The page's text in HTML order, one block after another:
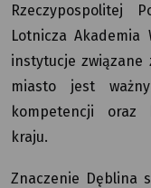
Rzeczypospolitej
Lotnicza Akademia
instytucje
miasto jest
kompetencji oraz
kraju.
Znaczenie Dęblina